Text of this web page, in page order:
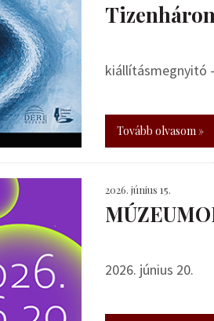
kiállításmegnyitó
Tovább olvasom »
2026. június 15.
2026. június 20.